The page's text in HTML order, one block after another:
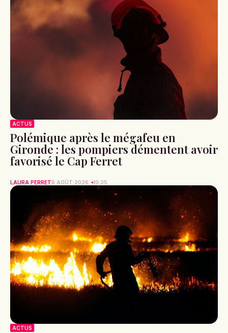
ACTUS
Polémique après le mégafeu en
Gironde : les pompiers démentent avoir
favorisé le Cap Ferret
LAURA PERRET6 AOÛT 2026 10:35
ACTUS